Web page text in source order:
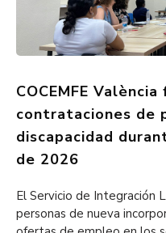
COCEMFE
contrataciones de
discapacidad
de 2026
El Servicio de Integración
personas de nueva